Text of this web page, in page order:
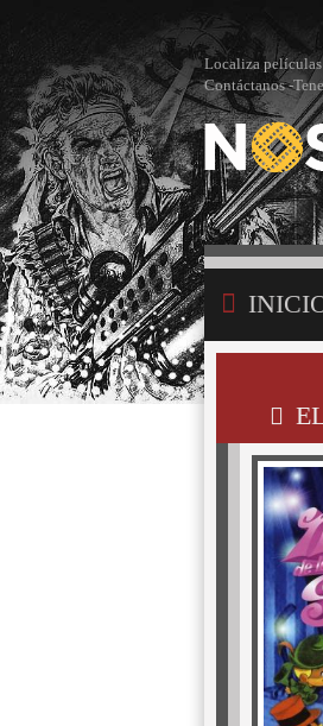
Localiza películas
Contáctanos -